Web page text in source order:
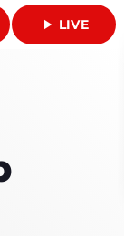
play_arrow LIVE
close